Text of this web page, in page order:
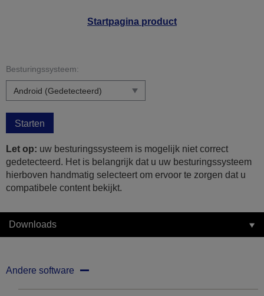
Startpagina product
Besturingssysteem:
Starten
Let op: uw besturingssysteem is mogelijk niet correct
gedetecteerd. Het is belangrijk dat u uw besturingssysteem
hierboven handmatig selecteert om ervoor te zorgen dat u
compatibele content bekijkt.
Downloads
Andere software